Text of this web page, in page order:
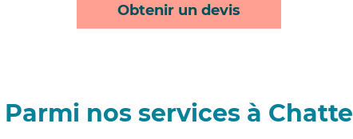
Obtenir un devis
Parmi nos services à Chatte